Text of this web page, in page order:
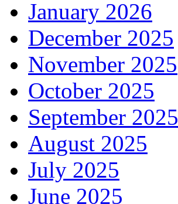
January 2026
December 2025
November 2025
October 2025
September 2025
August 2025
July 2025
June 2025